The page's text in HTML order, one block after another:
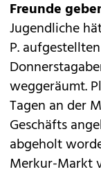
Freunde
Jugendliche
P.
weggeräumt.
Tagen an der
Geschäfts
abgeholt
Merkur-Markt